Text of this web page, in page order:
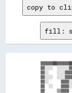
copy to
fill:
▓▓░░░░
▓▓░░
▓▓░░░░
▓▓░░
▓▓  ░░
▓▓      ▒▒▓▓▓▓